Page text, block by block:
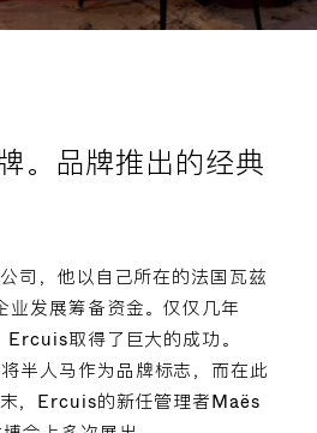
。品牌推出的经典
司，他以自己所在的法国瓦兹
发展筹备资金。仅仅几年
取得了巨大的成功。
半人马作为品牌标志，而在此
，Ercuis的新任管理者Maës